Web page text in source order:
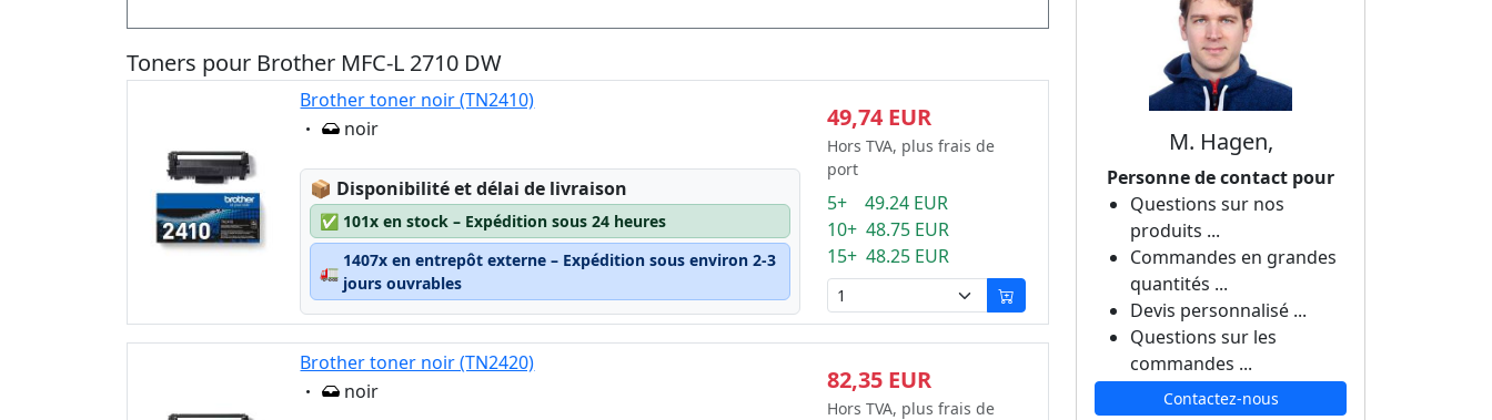
Toners pour Brother MFC-L 2710 DW
Brother toner noir (TN2410)
Eigenschaft:
noir
📦 Lagerstatus:
Disponibilité et délai de livraison
✅ 101x en stock – Expédition sous 24 heures
🚛
1407x en entrepôt externe – Expédition sous environ 2-3
jours ouvrables
49,74 EUR
Hors TVA, plus frais de
port
5+ 49.24 EUR
10+ 48.75 EUR
15+ 48.25 EUR
Brother toner noir (TN2420)
Eigenschaft:
noir 82,35 EUR
Hors TVA, plus frais de
M. Hagen,
Personne de contact pour
Questions sur nos
produits ...
Commandes en grandes
quantités ...
Devis personnalisé ...
Questions sur les
commandes ...
Contactez-nous